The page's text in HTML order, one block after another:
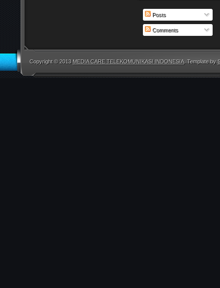
Posts
Comments
Copyright © 2013 MEDIA CARE TELEKOMUNIKASI INDONESIA. Template by